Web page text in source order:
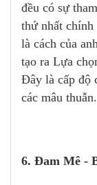
đều có sự
thứ nhất
là cách của
tạo ra Lựa
Đây là cấp độ
các mâu thuẫn.
6. Đam Mê -